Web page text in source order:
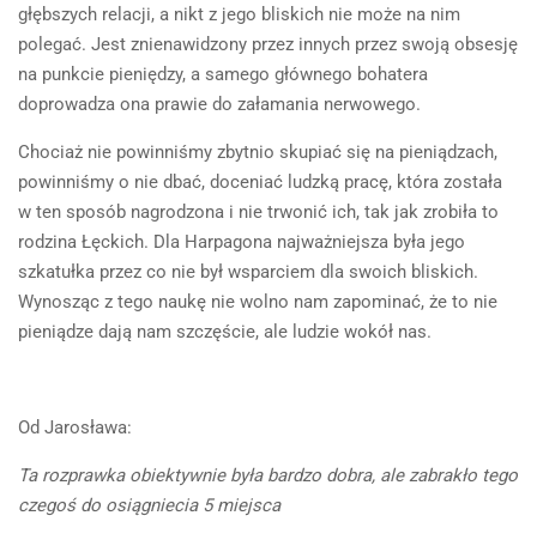
głębszych relacji, a nikt z jego bliskich nie może na nim
polegać. Jest znienawidzony przez innych przez swoją obsesję
na punkcie pieniędzy, a samego głównego bohatera
doprowadza ona prawie do załamania nerwowego.
Chociaż nie powinniśmy zbytnio skupiać się na pieniądzach,
powinniśmy o nie dbać, doceniać ludzką pracę, która została
w ten sposób nagrodzona i nie trwonić ich, tak jak zrobiła to
rodzina Łęckich. Dla Harpagona najważniejsza była jego
szkatułka przez co nie był wsparciem dla swoich bliskich.
Wynosząc z tego naukę nie wolno nam zapominać, że to nie
pieniądze dają nam szczęście, ale ludzie wokół nas.
Od Jarosława:
Ta rozprawka obiektywnie była bardzo dobra, ale zabrakło tego
czegoś do osiągniecia 5 miejsca